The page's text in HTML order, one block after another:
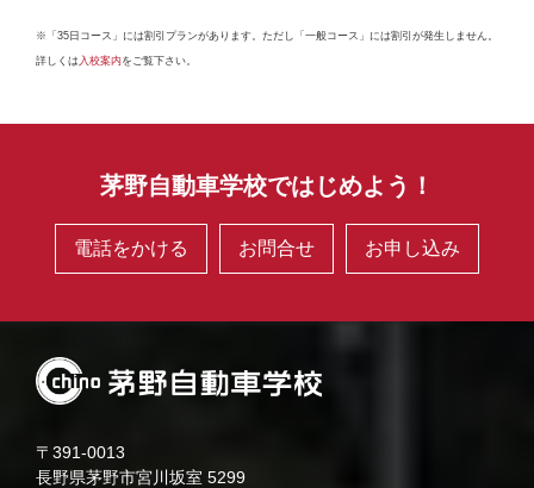
※「35日コース」には割引プランがあります。ただし「一般コース」には割引が発生しません。
詳しくは 入校案内 をご覧下さい。
茅野自動車学校ではじめよう！
電話をかける お問合せ お申し込み
〒391-0013
長野県茅野市宮川坂室 5299